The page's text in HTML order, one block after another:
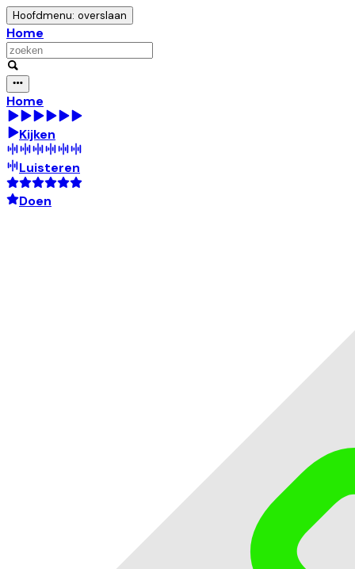
Hoofdmenu: overslaan
Home
Home
Kijken
Luisteren
Doen